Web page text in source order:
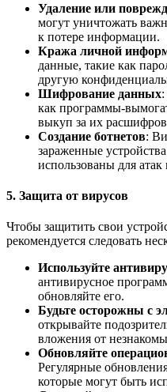
Удаление или
могут уничтожать
к потере информации.
Кража личной
данные, такие как
другую
Шифрование данных
как программы-
выкуп за их
Создание ботнетов:
зараженные
использованы для
5. Защита от вирусов
Чтобы защитить свои
рекомендуется следовать
Используйте
антивирусное
обновляйте его.
Будьте осторожны с
открывайте
вложения от
Обновляйте
Регулярные
которые могут быть